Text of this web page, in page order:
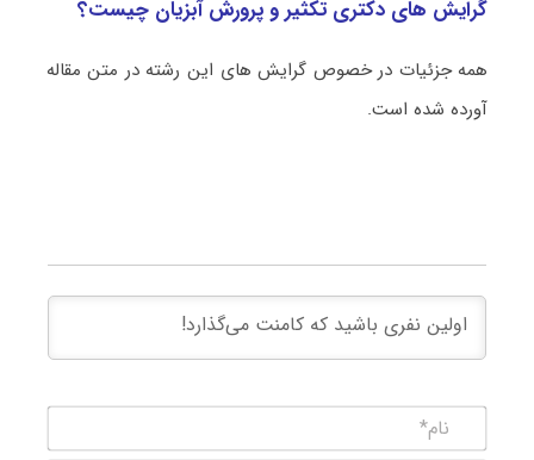
گرایش های دکتری تکثیر و پرورش آبزیان چیست؟
همه جزئیات در خصوص گرایش های این رشته در متن مقاله
آورده شده است.